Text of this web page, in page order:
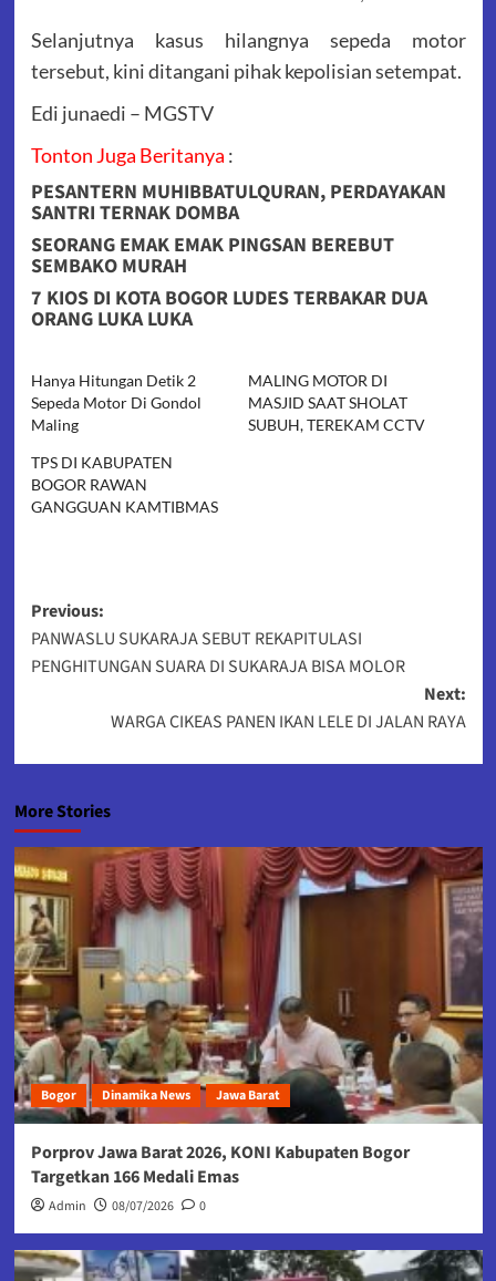
Selanjutnya kasus hilangnya sepeda motor
tersebut, kini ditangani pihak kepolisian setempat.
Edi junaedi – MGSTV
Tonton Juga Beritanya :
PESANTERN MUHIBBATULQURAN, PERDAYAKAN
SANTRI TERNAK DOMBA
SEORANG EMAK EMAK PINGSAN BEREBUT
SEMBAKO MURAH
7 KIOS DI KOTA BOGOR LUDES TERBAKAR DUA
ORANG LUKA LUKA
Hanya Hitungan Detik 2
Sepeda Motor Di Gondol
Maling
MALING MOTOR DI
MASJID SAAT SHOLAT
SUBUH, TEREKAM CCTV
TPS DI KABUPATEN
BOGOR RAWAN
GANGGUAN KAMTIBMAS
Post
navigation
Previous:
PANWASLU SUKARAJA SEBUT REKAPITULASI
PENGHITUNGAN SUARA DI SUKARAJA BISA MOLOR
Next:
WARGA CIKEAS PANEN IKAN LELE DI JALAN RAYA
More Stories
Bogor Dinamika News Jawa Barat
Porprov Jawa Barat 2026, KONI Kabupaten Bogor
Targetkan 166 Medali Emas
Admin 08/07/2026 0